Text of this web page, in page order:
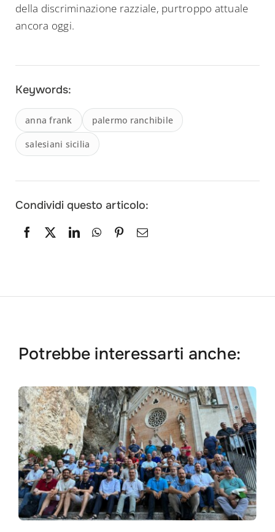
della discriminazione razziale, purtroppo attuale
ancora oggi.
Keywords:
anna frank palermo ranchibile
salesiani sicilia
Condividi questo articolo:
Potrebbe interessarti anche:
Search